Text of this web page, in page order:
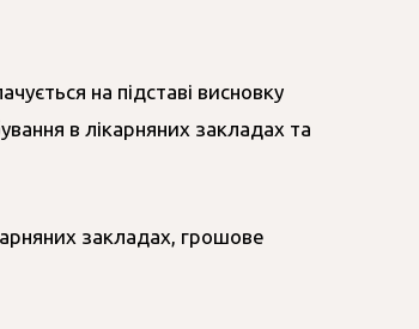
на підставі висновку
в лікарняних закладах та
закладах, грошове